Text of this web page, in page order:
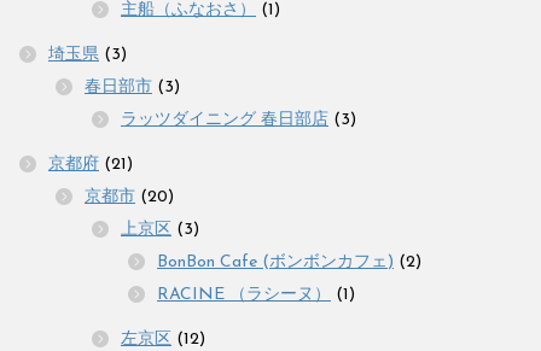
主船（ふなおさ）
(1)
埼玉県 (3)
春日部市 (3)
ラッツダイニング 春日部店 (3)
京都府 (21)
京都市 (20)
上京区 (3)
BonBon Cafe (ボンボンカフェ) (2)
RACINE （ラシーヌ）
(1)
左京区 (12)